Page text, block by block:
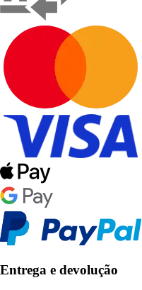
Entrega e devolução